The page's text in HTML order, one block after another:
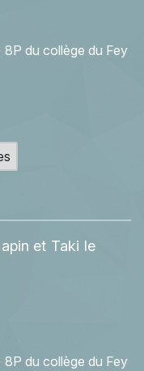
8P du collège du Fey
et Taki le
8P du collège du Fey